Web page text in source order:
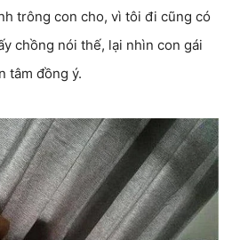
trông con cho, vì tôi đi cũng có
chồng nói thế, lại nhìn con gái
tâm đồng ý.